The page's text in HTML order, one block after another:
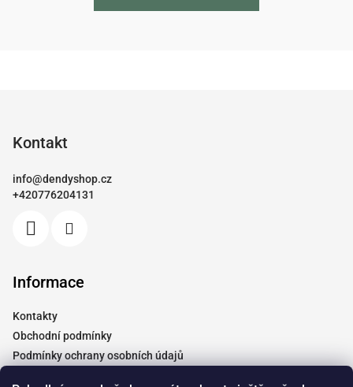
Kontakt
info@dendyshop.cz
+420776204131
Informace
Kontakty
Obchodní podmínky
Podmínky ochrany osobních údajů